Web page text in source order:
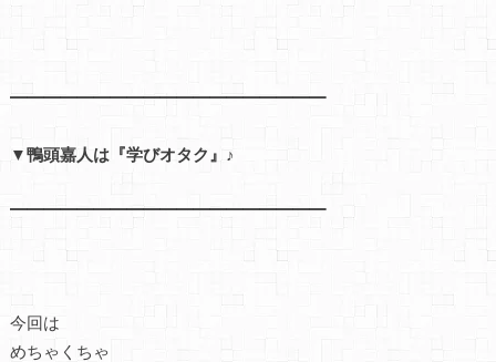
━━━━━━━━━━━━━━━━━━━
▼鴨頭嘉人は『学びオタク』♪
━━━━━━━━━━━━━━━━━━━
今回は
めちゃくちゃ